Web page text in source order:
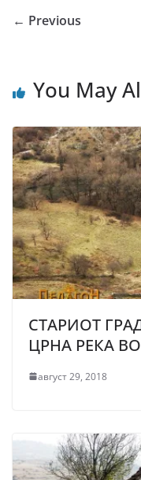
← Previous
You May
СТАРИОТ
ЦРНА РЕКА
август 29, 2018